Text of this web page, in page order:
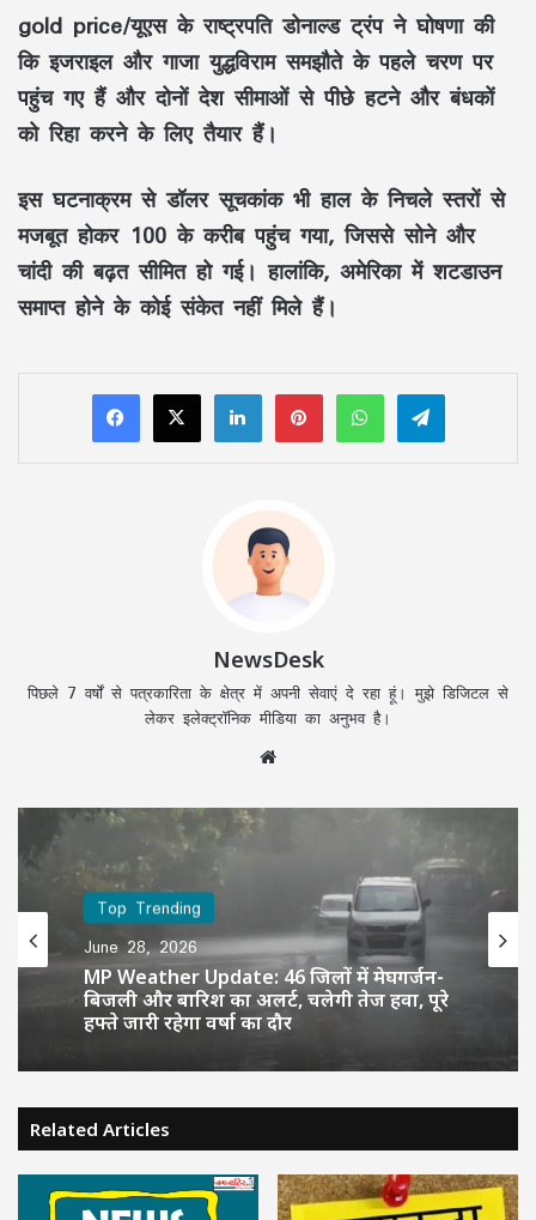
gold price/यूएस के राष्ट्रपति डोनाल्ड ट्रंप ने घोषणा की
कि इजराइल और गाजा युद्धविराम समझौते के पहले चरण पर
पहुंच गए हैं और दोनों देश सीमाओं से पीछे हटने और बंधकों
को रिहा करने के लिए तैयार हैं।
इस घटनाक्रम से डॉलर सूचकांक भी हाल के निचले स्तरों से
मजबूत होकर 100 के करीब पहुंच गया, जिससे सोने और
चांदी की बढ़त सीमित हो गई। हालांकि, अमेरिका में शटडाउन
समाप्त होने के कोई संकेत नहीं मिले हैं।
LinkedInPinterestWhatsAppTelegram
NewsDesk
पिछले 7 वर्षों से पत्रकारिता के क्षेत्र में अपनी सेवाएं दे रहा हूं। मुझे डिजिटल से
लेकर इलेक्ट्रॉनिक मीडिया का अनुभव है।
Top Trending
June 28, 2026
MP Weather Update: 46 जिलों में मेघगर्जन-
बिजली और बारिश का अलर्ट, चलेगी तेज हवा, पूरे
हफ्ते जारी रहेगा वर्षा का दौर
Related Articles